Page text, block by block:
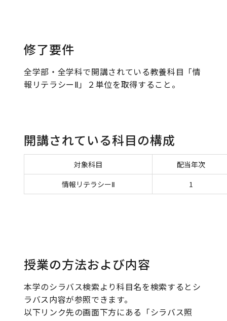
修了要件
全学部・全学科で開講されている教養科目「情
報リテラシーⅡ」２単位を取得すること。
開講されている科目の構成
対象科目
配当年次
情報リテラシーⅡ
1
授業の方法および内容
本学のシラバス検索より科目名を検索するとシ
ラバス内容が参照できます。
以下リンク先の画面下方にある「シラバス照